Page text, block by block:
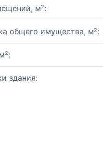
м²:
общего имущества, м²:
здания: